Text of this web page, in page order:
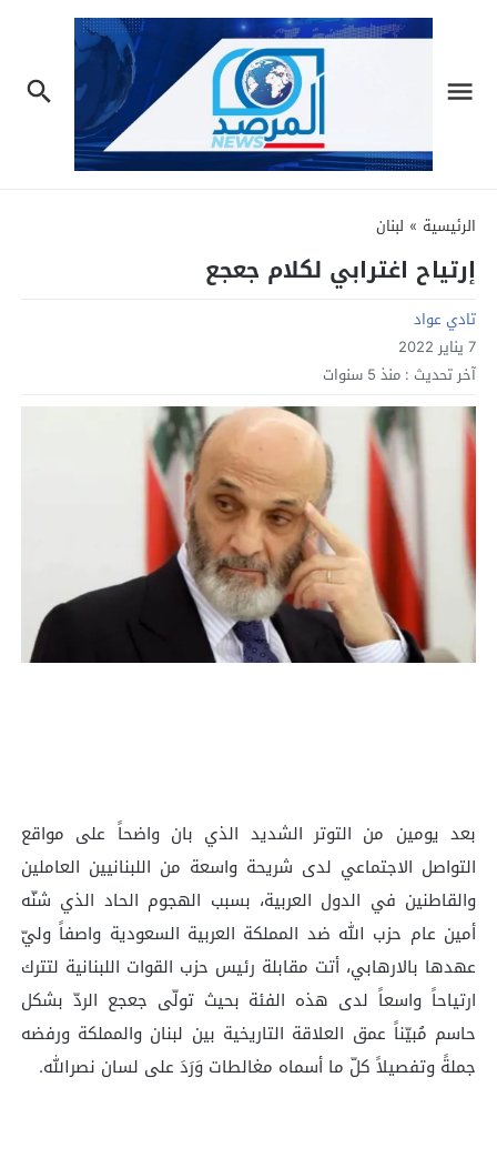
الرئيسية » لبنان
إرتياح اغترابي لكلام جعجع
تادي عواد
7 يناير 2022
آخر تحديث : منذ 5 سنوات
بعد يومين من التوتر الشديد الذي بان واضحاً على مواقع
التواصل الاجتماعي لدى شريحة واسعة من اللبنانيين العاملين
والقاطنين في الدول العربية، بسبب الهجوم الحاد الذي شنّه
أمين عام حزب الله ضد المملكة العربية السعودية واصفاً وليّ
عهدها بالارهابي، أتت مقابلة رئيس حزب القوات اللبنانية لتترك
ارتياحاً واسعاً لدى هذه الفئة بحيث تولّى جعجع الردّ بشكل
حاسم مُبيّناً عمق العلاقة التاريخية بين لبنان والمملكة ورفضه
جملةً وتفصيلاً كلّ ما أسماه مغالطات وَرَدَ على لسان نصرالله.